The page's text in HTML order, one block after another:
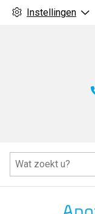
Instellingen